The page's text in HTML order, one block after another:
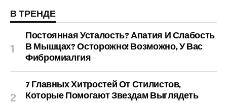
В ТРЕНДЕ
Постоянная Усталость? Апатия И Слабость
В Мышцах? Осторожно! Возможно, У Вас
Фибромиалгия
7 Главных Хитростей От Стилистов,
Которые Помогают Звездам Выглядеть